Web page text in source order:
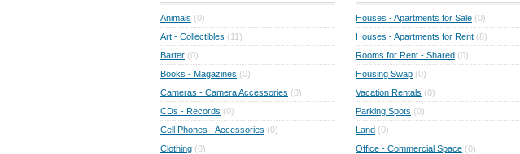
Animals (0)
Art - Collectibles (11)
Barter (0)
Books - Magazines (0)
Cameras - Camera Accessories (0)
CDs - Records (0)
Cell Phones - Accessories (0)
Clothing (0)
Houses - Apartments for Sale (0)
Houses - Apartments for Rent (8)
Rooms for Rent - Shared (0)
Housing Swap (0)
Vacation Rentals (0)
Parking Spots (0)
Land (0)
Office - Commercial Space (0)